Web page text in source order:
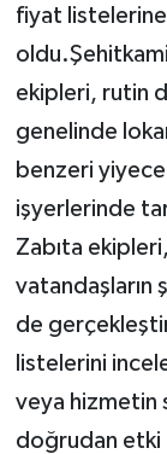
fiyat
ekipleri, rutin
genelinde
benzeri
işyerlerinde
Zabıta
vatandaşların
de
listelerini
veya hizmetin
doğrudan etki